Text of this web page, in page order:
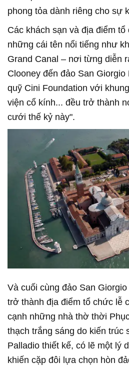
phong tỏa dành riêng cho sự
Các khách sạn và địa điểm
những cái tên nổi tiếng như
Grand Canal – nơi từng diễn
Clooney đến đảo San
quỹ Cini Foundation với
viện cổ kính... đều trở thành
cưới thế kỷ này".
Và cuối cùng đảo San
trở thành địa điểm tổ chức lễ
cạnh những nhà thờ thời
thạch trắng sáng do kiến trúc
Palladio thiết kế, có lẽ một lý
khiến cặp đôi lựa chọn hòn